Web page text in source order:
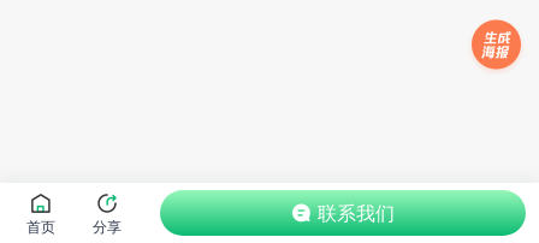
首页 分享 联系我们